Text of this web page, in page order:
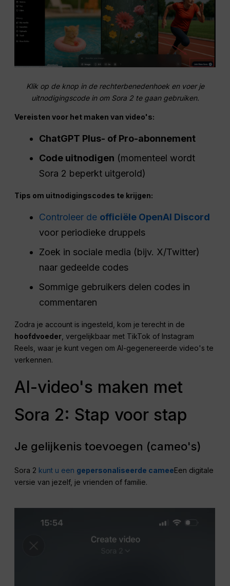
Klik op de knop in de rechterbenedenhoek en voer je
uitnodigingscode in om Sora 2 te gaan gebruiken.
Vereisten voor het maken van video's:
ChatGPT Plus- of Pro-abonnement
Code uitnodigen (momenteel wordt
Sora 2 beperkt uitgerold)
Tips om uitnodigingscodes te krijgen:
Controleer de officiële OpenAI Discord
voor periodieke druppels
Zoek in sociale media (bijv. X/Twitter)
naar gedeelde codes
Sommige gebruikers delen codes in
commentaren
Zodra je account is ingesteld, kom je terecht in de
hoofdvoeder , vergelijkbaar met TikTok of Instagram
Reels, waar je kunt vegen om AI-gegenereerde video's te
verkennen.
AI-video's maken met
Sora 2: Stap voor stap
Je gelijkenis toevoegen (cameo's)
Sora 2 kunt u een gepersonaliseerde cameeEen digitale
versie van jezelf, je vrienden of familie.